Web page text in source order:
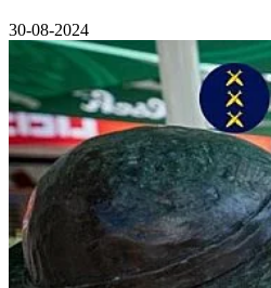
30-08-2024